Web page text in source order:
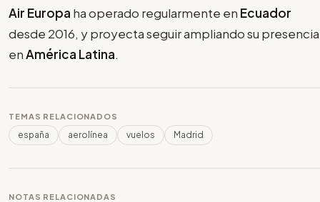
Air Europa ha operado regularmente en Ecuador
desde 2016, y proyecta seguir ampliando su presencia
enAmérica Latina.
TEMAS RELACIONADOS
españa aerolínea vuelos Madrid
NOTAS RELACIONADAS